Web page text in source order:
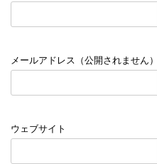
メールアドレス（公開されません）
ウェブサイト